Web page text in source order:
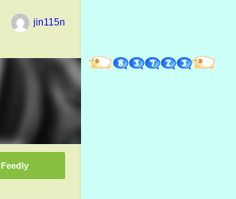
jin115n
Feedly